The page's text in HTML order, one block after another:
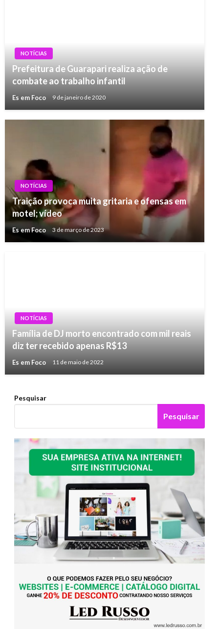
NOTÍCIAS
Prefeitura de Guarapari realiza ação de
combate ao trabalho infantil
Es em Foco 9 de janeiro de 2020
NOTÍCIAS
Traição provoca muita gritaria e ofensas em
motel; vídeo
Es em Foco 3 de março de 2023
NOTÍCIAS
Família de DJ morto encontrado com mil reais
diz ter recebido apenas R$13
Es em Foco 11 de maio de 2022
Pesquisar
Pesquisar